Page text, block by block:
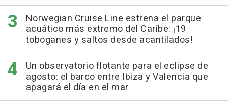
Norwegian Cruise Line estrena el parque
acuático más extremo del Caribe: ¡19
toboganes y saltos desde acantilados!
Un observatorio flotante para el eclipse de
agosto: el barco entre Ibiza y Valencia que
apagará el día en el mar